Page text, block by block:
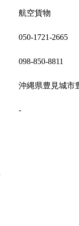
航空貨物
050-1721-2665
098-850-8811
沖縄県豊見城市
-